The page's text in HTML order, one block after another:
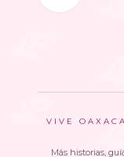
VIVE OAXACA
Más historias,